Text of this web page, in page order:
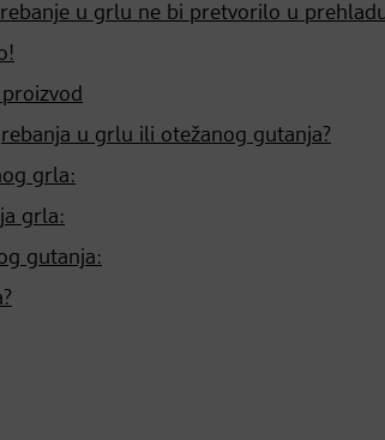
u grlu ne bi pretvorilo u
u grlu ili otežanog gutanja?
grla:
grla:
gutanja: